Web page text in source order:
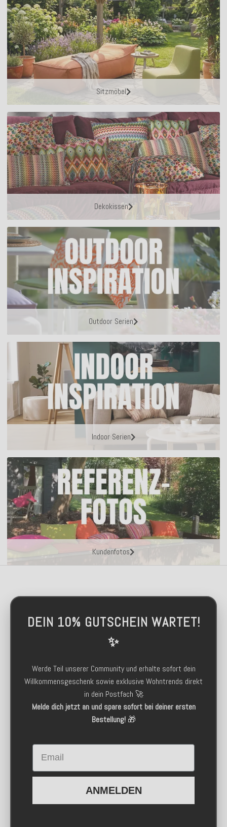
Sitzmöbel
Dekokissen
Outdoor Serien
Indoor Serien
Kundenfotos
DEIN 10% GUTSCHEIN WARTET!
✨
Werde Teil unserer Community und erhalte sofort dein
Willkommensgeschenk sowie exklusive Wohntrends direkt
in dein Postfach 🚀
Melde dich jetzt an und spare sofort bei deiner ersten
Bestellung!🎁
Email
ANMELDEN